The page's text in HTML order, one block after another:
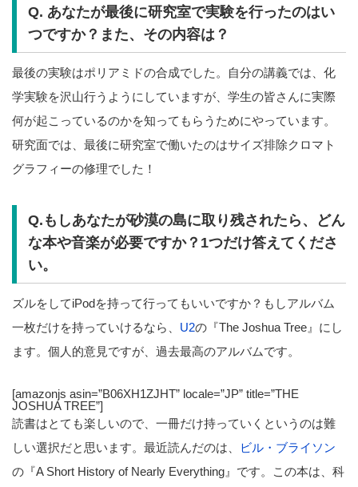
Q. あなたが最後に研究室で実験を行ったのはい
つですか？また、その内容は？
最後の実験はポリアミドの合成でした。自分の講義では、化
学実験を沢山行うようにしていますが、学生の皆さんに実際
何が起こっているのかを知ってもらうためにやっています。
研究面では、最後に研究室で働いたのはサイズ排除クロマト
グラフィーの修理でした！
Q.もしあなたが砂漠の島に取り残されたら、どん
な本や音楽が必要ですか？1つだけ答えてくださ
い。
ズルをしてiPodを持って行ってもいいですか？もしアルバム
一枚だけを持っていけるなら、 U2の『The Joshua Tree』にし
ます。個人的意見ですが、過去最高のアルバムです。
[amazonjs asin=”B06XH1ZJHT” locale=”JP” title=”THE
JOSHUA TREE”]
読書はとても楽しいので、一冊だけ持っていくというのは難
しい選択だと思います。最近読んだのは、
ビル・ブライソン
の『A Short History of Nearly Everything』です。この本は、科